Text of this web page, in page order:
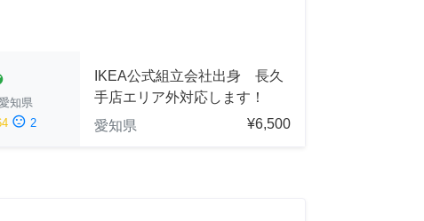
知県
sentiment_dissatisfied 2
IKEA公式組立会社出身 長久
手店エリア外対応します！
愛知県
¥6,500